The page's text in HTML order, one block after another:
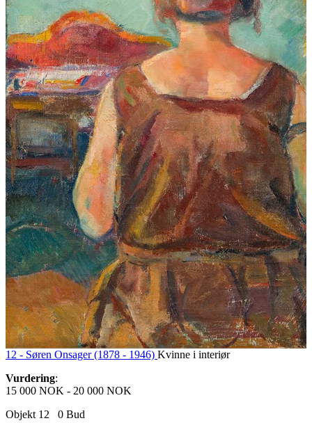
12 - Søren Onsager (1878 - 1946) Kvinne i interiør
Vurdering:
15 000 NOK - 20 000 NOK
Objekt 12
0 Bud